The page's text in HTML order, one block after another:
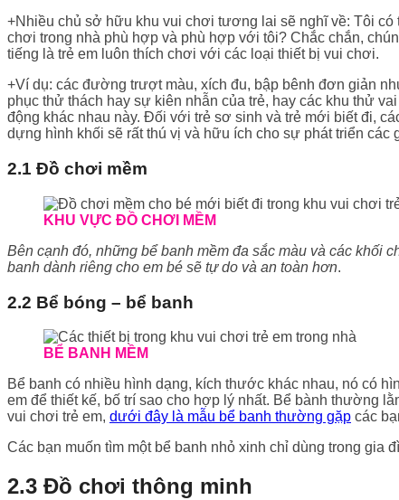
+Nhiều chủ sở hữu khu vui chơi tương lai sẽ nghĩ về: Tôi
chơi trong nhà phù hợp và phù hợp với tôi? Chắc chắn,
tiếng là trẻ em luôn thích chơi với các loại thiết bị vui chơi.
+Ví dụ: các đường trượt màu, xích đu, bập bênh đơn giản
phục thử thách hay sự kiên nhẫn của trẻ, hay các khu thử
động khác nhau này. Đối với trẻ sơ sinh và trẻ mới biết đi,
dựng hình khối sẽ rất thú vị và hữu ích cho sự phát triển các
2.1 Đồ chơi mềm
KHU VỰC ĐỒ CHƠI MỀM
Bên cạnh đó, những bể banh mềm đa sắc màu và các khối
banh dành riêng cho em bé sẽ tự do và an toàn hơn.
2.2 Bể bóng – bể banh
BỂ BANH MỀM
Bể banh có nhiều hình dạng, kích thước khác nhau, nó có
em để thiết kế, bố trí sao cho hợp lý nhất. Bể bành thường
vui chơi trẻ em, dưới đây là mẫu bể banh thường gặp các
Các bạn muốn tìm một bể banh nhỏ xinh chỉ dùng trong gia
2.3 Đồ chơi thông minh